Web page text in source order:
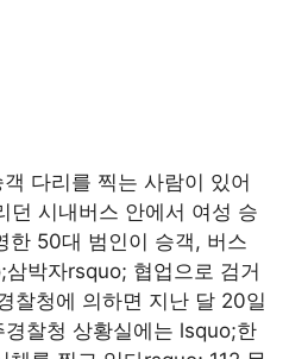
다리를 찍는 사람이 있어
던 시내버스 안에서 여성 승
한 50대 범인이 승객, 버스
박자rsquo; 협업으로 검거
찰청에 의하면 지난 달 20일
찰청 상황실에는 lsquo;한